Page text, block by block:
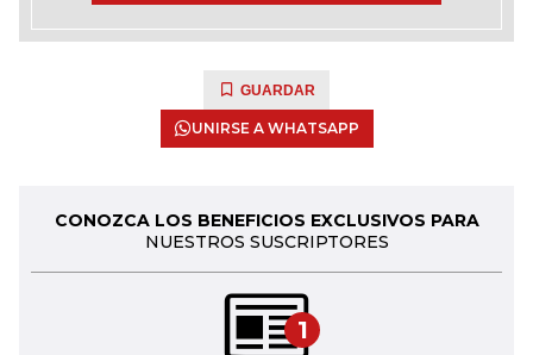
GUARDAR
UNIRSE A WHATSAPP
CONOZCA LOS BENEFICIOS EXCLUSIVOS PARA
NUESTROS SUSCRIPTORES
1